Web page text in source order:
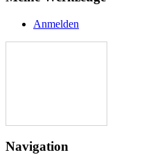
Anmelden
Navigation